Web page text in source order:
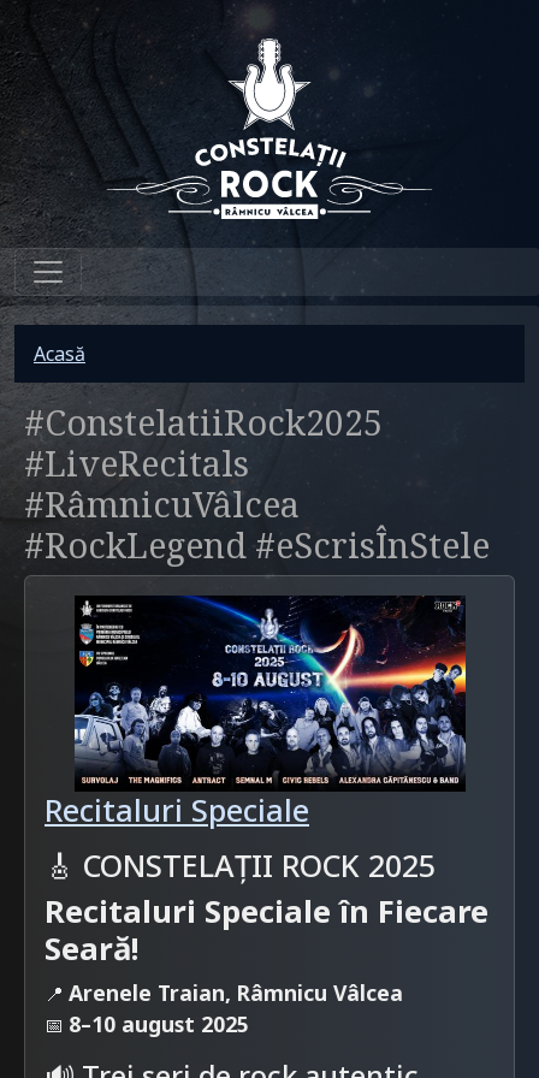
Sari la conținutul principal
Breadcrumb
Acasă
#ConstelatiiRock2025
#LiveRecitals
#RâmnicuVâlcea
#RockLegend #eScrisÎnStele
Recitaluri Speciale
🎸 CONSTELAȚII ROCK 2025
Recitaluri Speciale în Fiecare
Seară!
📍 Arenele Traian, Râmnicu Vâlcea
📅 8–10 august 2025